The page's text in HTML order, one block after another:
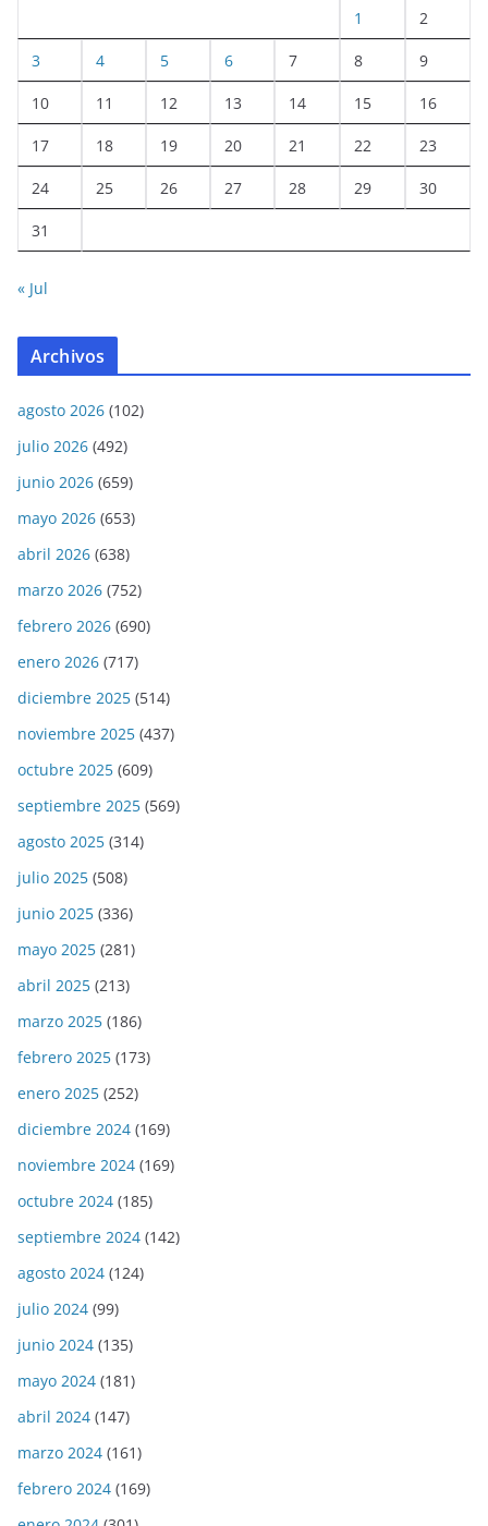
1 2
3 4 5 6 7 8 9
10 11 12 13 14 15 16
17 18 19 20 21 22 23
24 25 26 27 28 29 30
31
« Jul
Archivos
agosto 2026 (102)
julio 2026 (492)
junio 2026 (659)
mayo 2026 (653)
abril 2026 (638)
marzo 2026 (752)
febrero 2026 (690)
enero 2026 (717)
diciembre 2025 (514)
noviembre 2025 (437)
octubre 2025 (609)
septiembre 2025 (569)
agosto 2025 (314)
julio 2025 (508)
junio 2025 (336)
mayo 2025 (281)
abril 2025 (213)
marzo 2025 (186)
febrero 2025 (173)
enero 2025 (252)
diciembre 2024 (169)
noviembre 2024 (169)
octubre 2024 (185)
septiembre 2024 (142)
agosto 2024 (124)
julio 2024 (99)
junio 2024 (135)
mayo 2024 (181)
abril 2024 (147)
marzo 2024 (161)
febrero 2024 (169)